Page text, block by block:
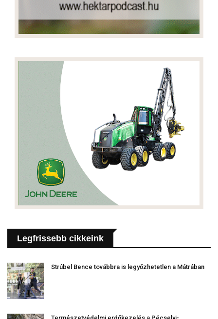
Legfrissebb cikkeink
Strúbel Bence továbbra is legyőzhetetlen a Mátrában